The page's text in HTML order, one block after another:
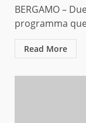
BERGAMO –
programma
Read More